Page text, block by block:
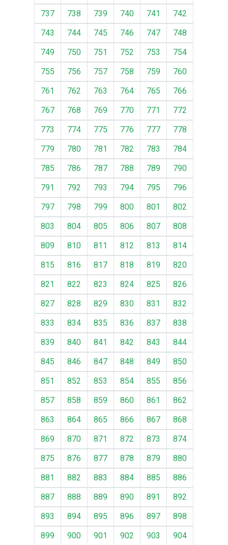
737 738 739 740 741
742
743
744 745 746 747
748
749
750 751 752 753
754
755
756 757 758 759
760
761
762 763 764 765
766
767
768 769 770 771
772
773
774 775 776 777
778
779
780 781 782 783
784
785
786 787 788 789
790
791
792 793 794 795
796
797
798 799 800 801
802
803
804 805 806 807
808
809
810 811 812 813
814
815
816 817 818 819
820
821
822 823 824 825
826
827
828 829 830 831
832
833
834 835 836 837
838
839
840 841 842 843
844
845
846 847 848 849
850
851
852 853 854 855
856
857
858 859 860 861
862
863
864 865 866 867
868
869
870 871 872 873
874
875
876 877 878 879
880
881
882 883 884 885
886
887
888 889 890 891
892
893
894 895 896 897
898
899
900 901 902 903
904